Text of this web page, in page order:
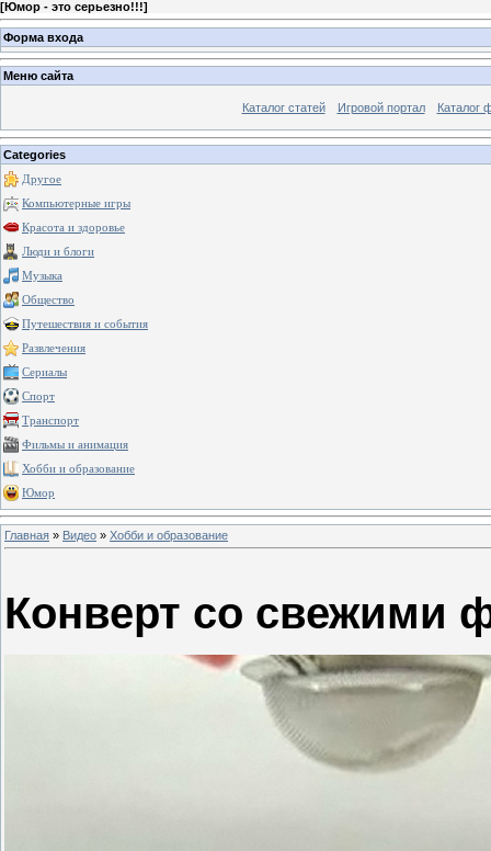
[Юмор - это серьезно!!!]
Форма входа
Меню сайта
Каталог статей Игровой портал Каталог
Categories
Другое
Компьютерные игры
Красота и здоровье
Люди и блоги
Музыка
Общество
Путешествия и события
Развлечения
Сериалы
Спорт
Транспорт
Фильмы и анимация
Хобби и образование
Юмор
Главная » Видео » Хобби и образование
Конверт со свежими